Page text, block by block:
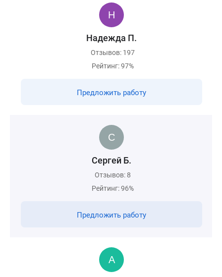
Надежда П.
Отзывов: 197
Рейтинг: 97%
Предложить работу
Сергей Б.
Отзывов: 8
Рейтинг: 96%
Предложить работу